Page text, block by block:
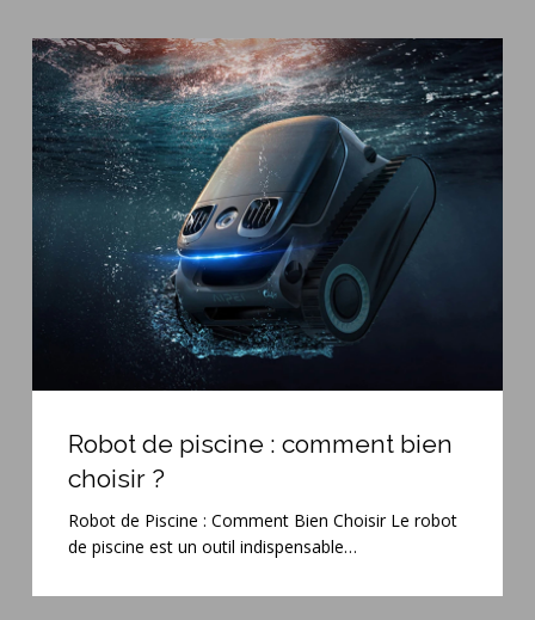
Robot
de
piscine
:
comment
bien
choisir
?
piscine
comment
bien
?
Robot de piscine : comment bien
choisir ?
Robot de Piscine : Comment Bien Choisir Le robot
de piscine est un outil indispensable…